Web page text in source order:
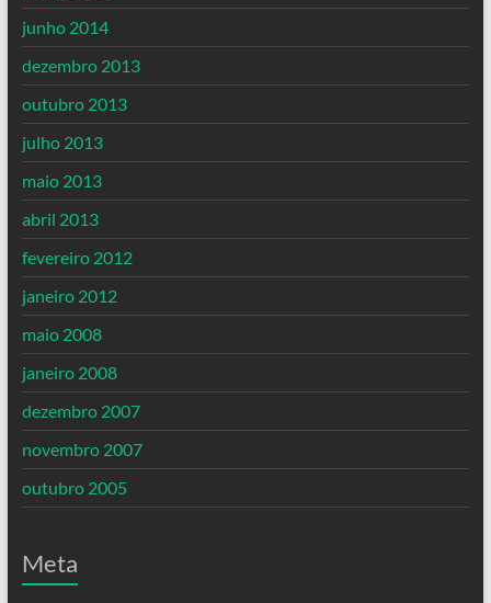
junho 2014
dezembro 2013
outubro 2013
julho 2013
maio 2013
abril 2013
fevereiro 2012
janeiro 2012
maio 2008
janeiro 2008
dezembro 2007
novembro 2007
outubro 2005
Meta